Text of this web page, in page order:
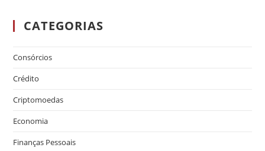
CATEGORIAS
Consórcios
Crédito
Criptomoedas
Economia
Finanças Pessoais